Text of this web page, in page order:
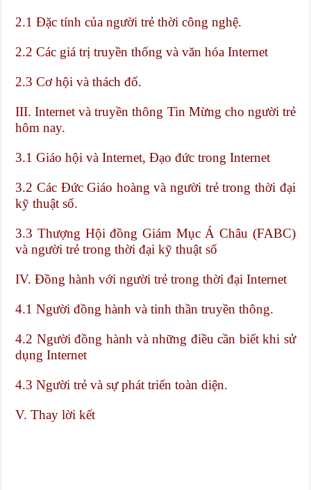
2.1 Đặc tính của người trẻ thời công nghệ.
2.2 Các giá trị truyền thống và văn hóa Internet
2.3 Cơ hội và thách đố.
III. Internet và truyền thông Tin Mừng cho người trẻ
hôm nay.
3.1 Giáo hội và Internet, Đạo đức trong Internet
3.2 Các Đức Giáo hoàng và người trẻ trong thời đại
kỹ thuật số.
3.3 Thượng Hội đồng Giám Mục Á Châu (FABC)
và người trẻ trong thời đại kỹ thuật số
IV.Đồng hành với người trẻ trong thời đại Internet
4.1 Người đồng hành và tinh thần truyền thông.
4.2 Người đồng hành và những điều cần biết khi sử
dụng Internet
4.3 Người trẻ và sự phát triển toàn diện.
V.Thay lời kết